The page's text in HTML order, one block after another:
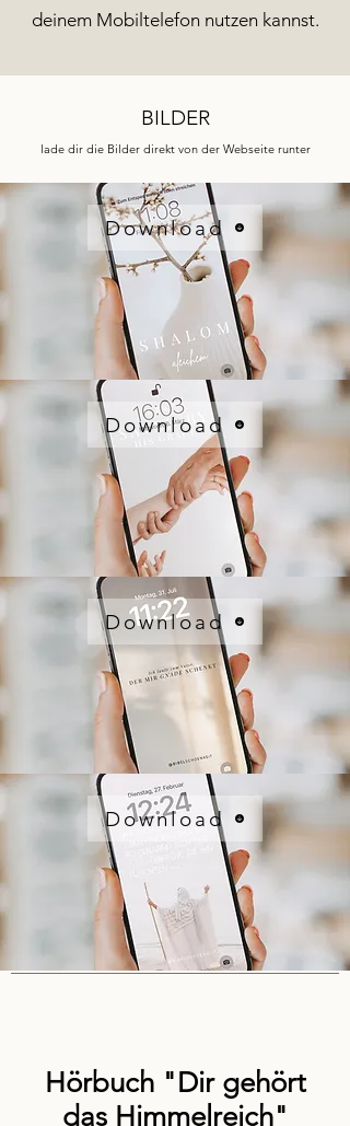
deinem Mobiltelefon nutzen kannst.
BILDER
lade dir die Bilder direkt von der Webseite runter
Download
Download
Download
Download
Hörbuch "Dir gehört
das Himmelreich"